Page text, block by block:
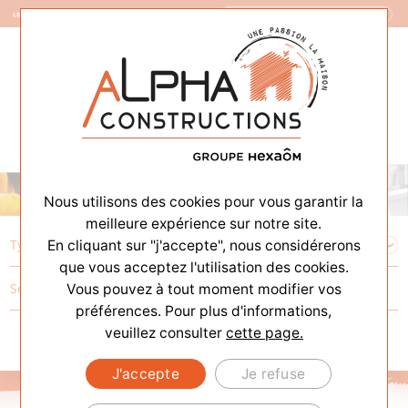
Nous utilisons des cookies pour vous garantir la
meilleure expérience sur notre site.
En cliquant sur "j'accepte", nous considérerons
que vous acceptez l'utilisation des cookies.
Vous pouvez à tout moment modifier vos
préférences. Pour plus d'informations,
veuillez consulter cette page.
J'accepte Je refuse